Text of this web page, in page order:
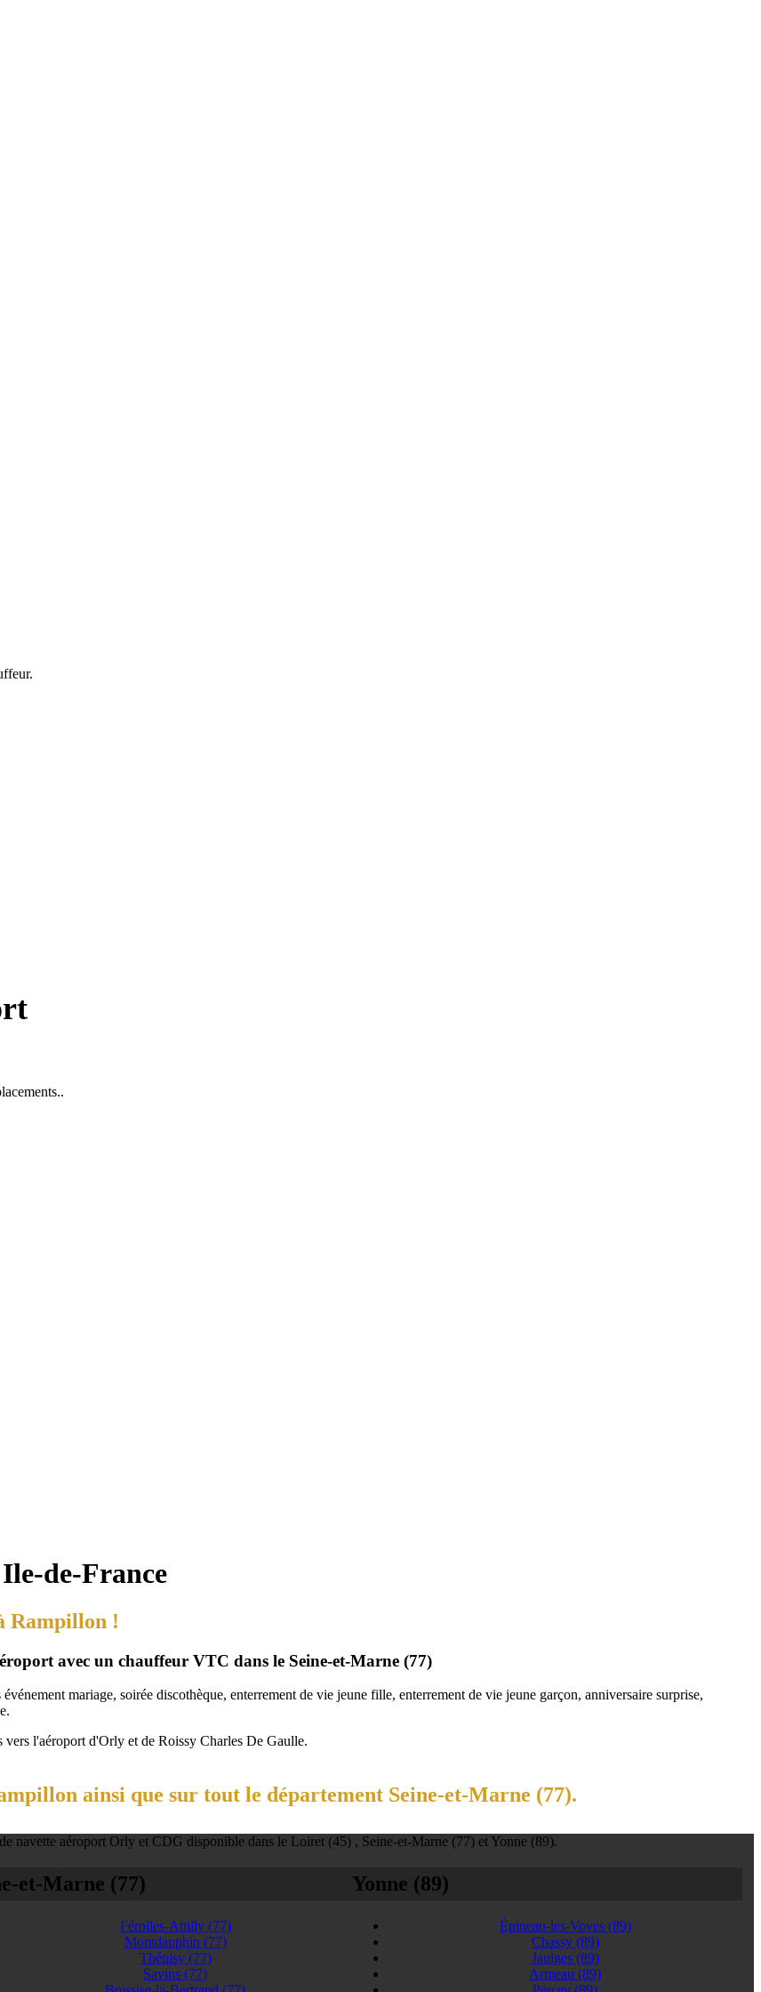
de-France
Rampillon !
avec un chauffeur VTC dans le Seine-et-Marne (77)
mariage, soirée discothèque, enterrement de vie jeune fille, enterrement de vie jeune garçon, anniversaire surprise,
l'aéroport d'Orly et de Roissy Charles De Gaulle.
ainsi que sur tout le département Seine-et-Marne (77).
navette aéroport Orly et CDG disponible dans le Loiret (45) , Seine-et-Marne (77) et Yonne (89).
et-Marne (77)
Férolles-Attilly (77)
Montdauphin (77)
Thénisy (77)
Savins(77)
Yonne (89)
Épineau-les-Voves (89)
Chassy (89)
Jaulges (89)
Armeau(89)